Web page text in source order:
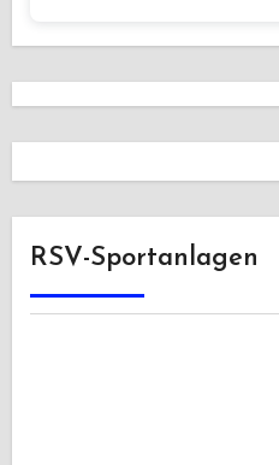
RSV-Sportanlagen